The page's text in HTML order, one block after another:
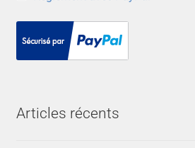
Articles récents